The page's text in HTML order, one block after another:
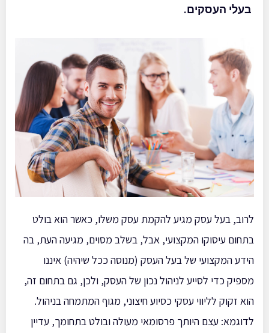
בעלי העסקים.
לרוב, בעל עסק מגיע להקמת עסק משלו, כאשר הוא בולט
בתחום עיסוקו המקצועי, אבל, בשלב מסוים, מגיעה העת, בה
הידע המקצועי של בעל העסק (מנוסה ככל שיהיה) איננו
מספיק כדי לסייע לניהול נכון של העסק, ולכן, גם בתחום זה,
הוא זקוק לליווי עסקי כסיוע חיצוני, מגוף המתמחה בניהול.
לדוגמא: עצם היותך פרסומאי מעולה ובולט בתחומך, עדיין